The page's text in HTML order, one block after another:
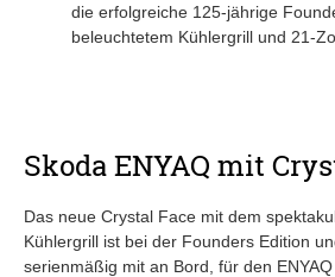
die erfolgreiche 125-jährige
beleuchtetem Kühlergrill und 21-
Skoda ENYAQ mit
Das neue Crystal Face mit dem
Kühlergrill ist bei der Founders Edition
serienmäßig mit an Bord, für den